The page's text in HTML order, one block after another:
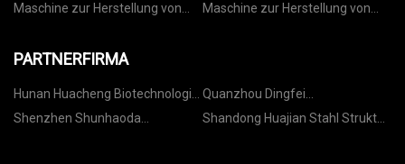
Maschine zur Herstellung von
Maschine zur Herstellung von
PARTNERFIRMA
Hunan Huacheng Biotechnologie
Inc.
Quanzhou Dingfei
reflektierendes Material Co., Ltd
Shenzhen Shunhaoda
Shandong Huajian Stahl Struktur